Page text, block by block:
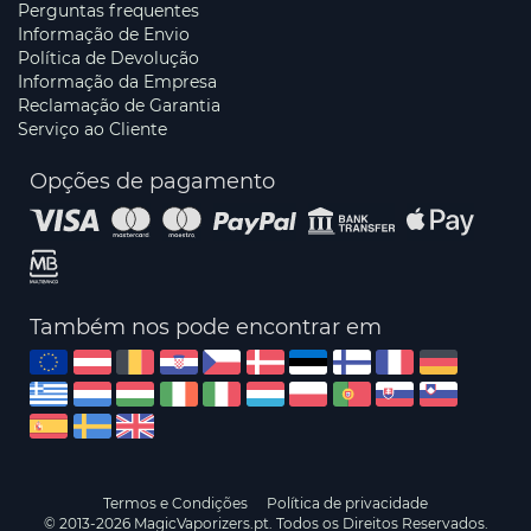
Perguntas frequentes
Informação de Envio
Política de Devolução
Informação da Empresa
Reclamação de Garantia
Serviço ao Cliente
Opções de pagamento
Também nos pode encontrar em
Termos e Condições
Política de privacidade
© 2013-2026 MagicVaporizers.pt. Todos os Direitos Reservados.